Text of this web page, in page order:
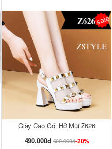
Giày Cao Gót Hở Mũi Z626
490.000đ 600.000đ-20%
sale